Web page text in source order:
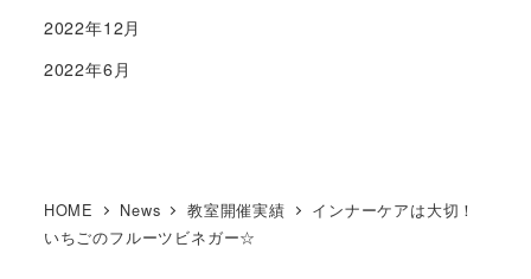
2022年12月
2022年6月
HOME News 教室開催実績
インナーケアは大切！
いちごのフルーツビネガー☆